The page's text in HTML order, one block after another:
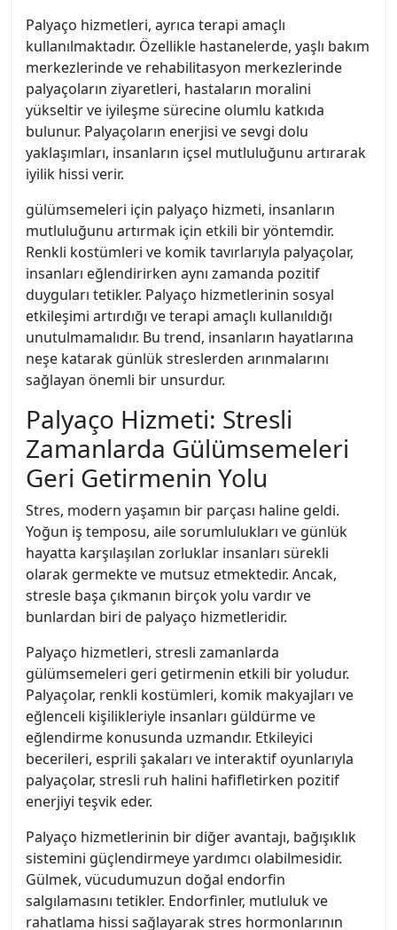
Palyaço hizmetleri, ayrıca terapi amaçlı
kullanılmaktadır. Özellikle hastanelerde, yaşlı bakım
merkezlerinde ve rehabilitasyon merkezlerinde
palyaçoların ziyaretleri, hastaların moralini
yükseltir ve iyileşme sürecine olumlu katkıda
bulunur. Palyaçoların enerjisi ve sevgi dolu
yaklaşımları, insanların içsel mutluluğunu artırarak
iyilik hissi verir.
gülümsemeleri için palyaço hizmeti, insanların
mutluluğunu artırmak için etkili bir yöntemdir.
Renkli kostümleri ve komik tavırlarıyla palyaçolar,
insanları eğlendirirken aynı zamanda pozitif
duyguları tetikler. Palyaço hizmetlerinin sosyal
etkileşimi artırdığı ve terapi amaçlı kullanıldığı
unutulmamalıdır. Bu trend, insanların hayatlarına
neşe katarak günlük streslerden arınmalarını
sağlayan önemli bir unsurdur.
Palyaço Hizmeti: Stresli
Zamanlarda Gülümsemeleri
Geri Getirmenin Yolu
Stres, modern yaşamın bir parçası haline geldi.
Yoğun iş temposu, aile sorumlulukları ve günlük
hayatta karşılaşılan zorluklar insanları sürekli
olarak germekte ve mutsuz etmektedir. Ancak,
stresle başa çıkmanın birçok yolu vardır ve
bunlardan biri de palyaço hizmetleridir.
Palyaço hizmetleri, stresli zamanlarda
gülümsemeleri geri getirmenin etkili bir yoludur.
Palyaçolar, renkli kostümleri, komik makyajları ve
eğlenceli kişilikleriyle insanları güldürme ve
eğlendirme konusunda uzmandır. Etkileyici
becerileri, esprili şakaları ve interaktif oyunlarıyla
palyaçolar, stresli ruh halini hafifletirken pozitif
enerjiyi teşvik eder.
Palyaço hizmetlerinin bir diğer avantajı, bağışıklık
sistemini güçlendirmeye yardımcı olabilmesidir.
Gülmek, vücudumuzun doğal endorfin
salgılamasını tetikler. Endorfinler, mutluluk ve
rahatlama hissi sağlayarak stres hormonlarının